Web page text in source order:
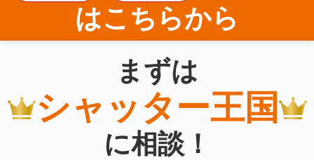
はこちらから
まずは
シャッター王国
に相談！